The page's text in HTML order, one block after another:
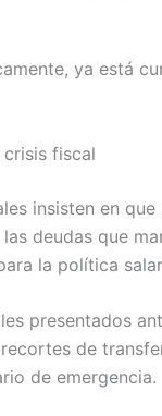
ya está
fiscal
insisten en
deudas que
la política
presentados
de
de emergencia.